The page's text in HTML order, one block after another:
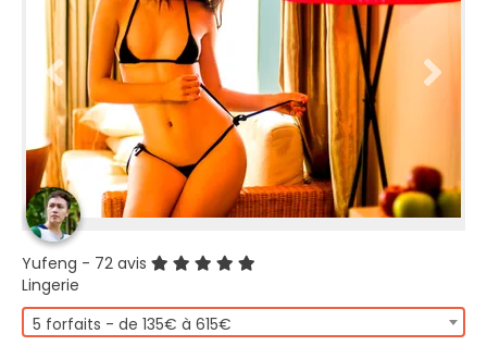
Yufeng - 72 avis
Lingerie
5 forfaits - de 135€ à 615€